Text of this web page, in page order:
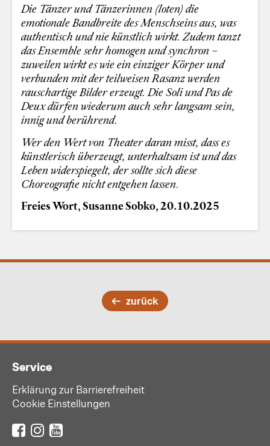
Die Tänzer und Tänzerinnen (loten) die
emotionale Bandbreite des Menschseins aus, was
authentisch und nie künstlich wirkt. Zudem tanzt
das Ensemble sehr homogen und synchron –
zuweilen wirkt es wie ein einziger Körper und
verbunden mit der teilweisen Rasanz werden
rauschartige Bilder erzeugt. Die Soli und Pas de
Deux dürfen wiederum auch sehr langsam sein,
innig und berührend.
Wer den Wert von Theater daran misst, dass es
künstlerisch überzeugt, unterhaltsam ist und das
Leben widerspiegelt, der sollte sich diese
Choreografie nicht entgehen lassen.
Freies Wort, Susanne Sobko, 20.10.2025
zurück
Service
Erklärung zur Barrierefreiheit
Cookie Einstellungen